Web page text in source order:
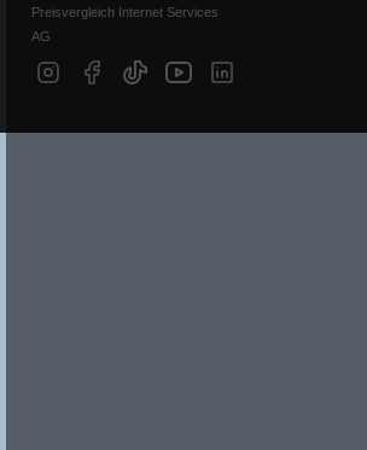
Preisvergleich Internet Services
AG